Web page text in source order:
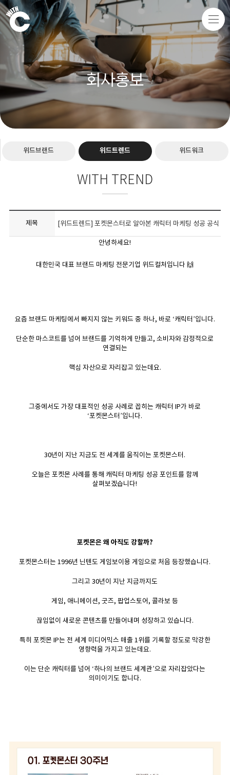
회사홍보
위드브랜드 위드트렌드 위드워크
WITH TREND
제목 [위드트렌드] 포켓몬스터로 알아본 캐릭터 마케팅 성공 공식
안녕하세요!
대한민국 대표 브랜드 마케팅 전문기업 위드컬처입니다 🙌
요즘 브랜드 마케팅에서 빠지지 않는 키워드 중 하나, 바로 ‘캐릭터’입니다.
단순한 마스코트를 넘어 브랜드를 기억하게 만들고, 소비자와 감정적으로
연결되는
핵심 자산으로 자리잡고 있는데요.
그중에서도 가장 대표적인 성공 사례로 꼽히는 캐릭터 IP가 바로
‘포켓몬스터’입니다.
30년이 지난 지금도 전 세계를 움직이는 포켓몬스터.
오늘은 포켓몬 사례를 통해 캐릭터 마케팅 성공 포인트를 함께
살펴보겠습니다!
포켓몬은 왜 아직도 강할까?
포켓몬스터는 1996년 닌텐도 게임보이용 게임으로 처음 등장했습니다.
그리고 30년이 지난 지금까지도
게임, 애니메이션, 굿즈, 팝업스토어, 콜라보 등
끊임없이 새로운 콘텐츠를 만들어내며 성장하고 있습니다.
특히 포켓몬 IP는 전 세계 미디어믹스 매출 1위를 기록할 정도로 막강한
영향력을 가지고 있는데요.
이는 단순 캐릭터를 넘어 ‘하나의 브랜드 세계관’으로 자리잡았다는
의미이기도 합니다.